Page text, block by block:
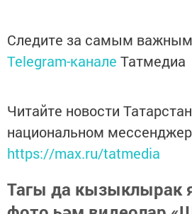
Следите за самым
Telegram-канале Татмедиа
Читайте новости
национальном
https://max.ru/tatmedia
Тагы да кызыклырак